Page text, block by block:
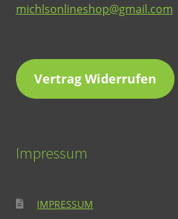
michlsonlineshop@gmail.com
Vertrag Widerrufen
Impressum
IMPRESSUM